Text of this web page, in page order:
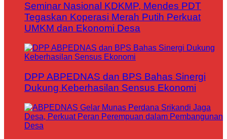
Seminar Nasional KDKMP, Mendes PDT
Tegaskan Koperasi Merah Putih Perkuat
UMKM dan Ekonomi Desa
DPP ABPEDNAS dan BPS Bahas Sinergi
Dukung Keberhasilan Sensus Ekonomi